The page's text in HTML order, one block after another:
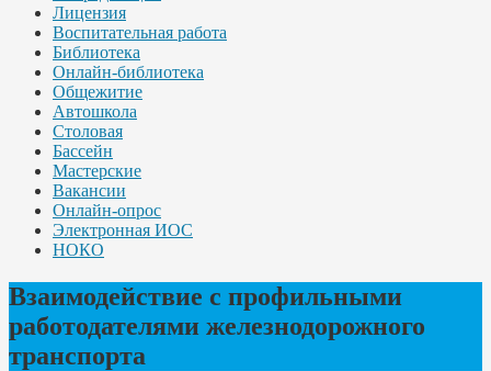
Лицензия
Воспитательная работа
Библиотека
Онлайн-библиотека
Общежитие
Автошкола
Столовая
Бассейн
Мастерские
Вакансии
Онлайн-опрос
Электронная ИОС
НОКО
Взаимодействие с профильными
работодателями железнодорожного
транспорта